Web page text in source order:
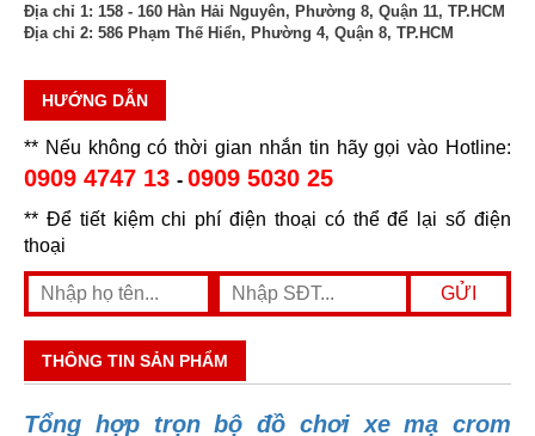
Địa chỉ 1: 158 - 160 Hàn Hải Nguyên, Phường 8, Quận 11, TP.HCM
Địa chỉ 2: 586 Phạm Thế Hiển, Phường 4, Quận 8, TP.HCM
HƯỚNG DẪN
** Nếu không có thời gian nhắn tin hãy gọi vào Hotline:
0909 4747 13 - 0909 5030 25
** Để tiết kiệm chi phí điện thoại có thể để lại số điện
thoại
THÔNG TIN SẢN PHẨM
Tổng hợp trọn bộ đồ chơi xe mạ crom